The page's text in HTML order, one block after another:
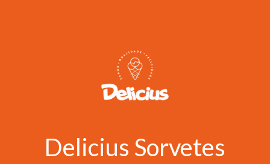
Delicius Sorvetes